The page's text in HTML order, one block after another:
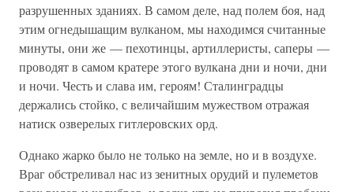
разрушенных зданиях. В самом деле, над полем боя, над
этим огнедышащим вулканом, мы находимся считанные
минуты, они же — пехотинцы, артиллеристы, саперы —
проводят в самом кратере этого вулкана дни и ночи, дни
и ночи. Честь и слава им, героям! Сталинградцы
держались стойко, с величайшим мужеством отражая
натиск озверелых гитлеровских орд.
Однако жарко было не только на земле, но и в воздухе.
Враг обстреливал нас из зенитных орудий и пулеметов